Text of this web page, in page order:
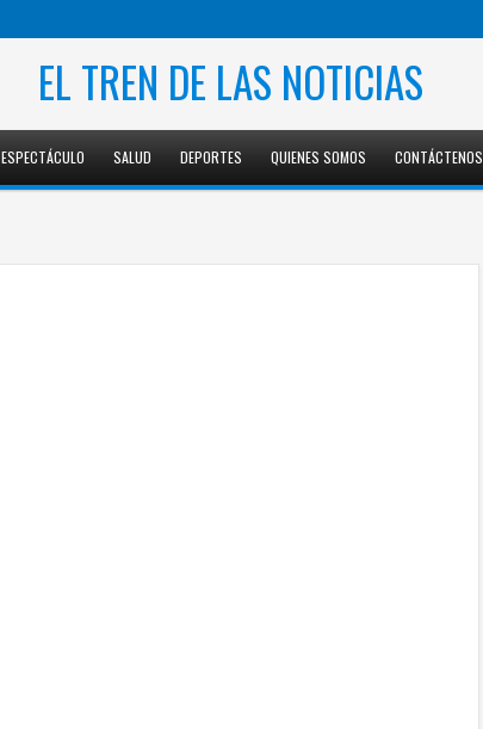
EL TREN DE LAS NOTICIAS
ESPECTÁCULO SALUD DEPORTES QUIENES SOMOS CONTÁCTENOS